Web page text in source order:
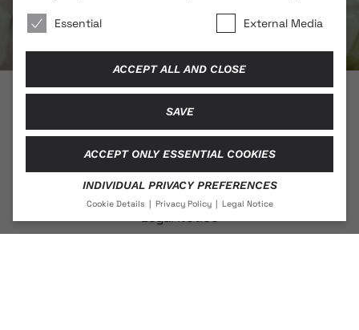
© 2026 BLONDE COBRA
Contact
Legal Notice
Privacy Policy
Essential
External Media
ACCEPT ALL AND CLOSE
SAVE
ACCEPT ONLY ESSENTIAL COOKIES
INDIVIDUAL PRIVACY PREFERENCES
Cookie Details Privacy Policy Legal Notice
PRIVACY PREFERENCE